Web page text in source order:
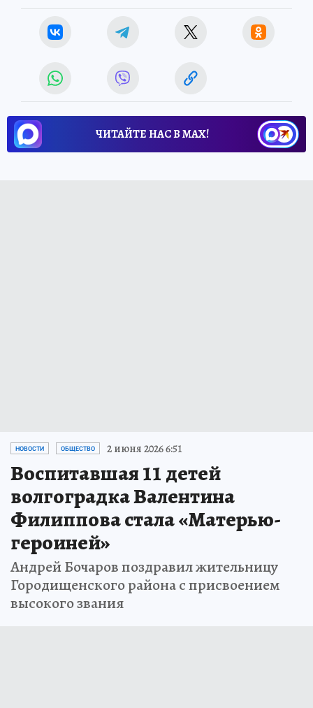
ЧИТАЙТЕ НАС В МАХ!
НОВОСТИ ОБЩЕСТВО 2 июня 2026 6:51
Воспитавшая 11 детей
волгоградка Валентина
Филиппова стала «Матерью-
героиней»
Андрей Бочаров поздравил жительницу
Городищенского района с присвоением
высокого звания